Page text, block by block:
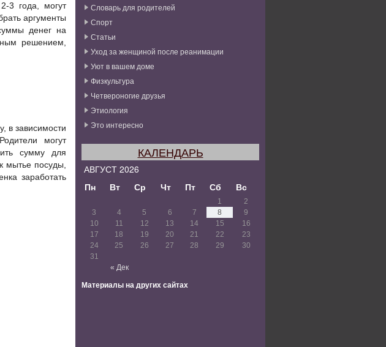
3 года, могут
аргументы
денег на
решением,
в зависимости
могут
сумму для
мытье посуды,
заработать
Словарь для родителей
Спорт
Статьи
Уход за женщиной после реанимации
Уют в вашем доме
Физкультура
Четвероногие друзья
Этиология
Это интересно
КАЛЕНДАРЬ
АВГУСТ 2026
Пн
Вт Ср Чт Пт Сб Вс
« Дек
1
2
3
4 5 6 7 8
9
10
11 12 13 14 15
16
17
18 19 20 21 22
23
24
25 26 27 28 29
30
31
Материалы на других сайтах